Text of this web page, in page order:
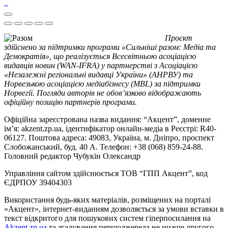
Проєкт
здійснено за підтримки програми «Сильніші разом: Медіа та
Демократія», що реалізується Всесвітньою асоціацією
видавців новин (WAN-IFRA) у партнерстві з Асоціацією
«Незалежні регіональні видавці України» (АНРВУ) та
Норвезькою асоціацією медіабізнесу (MBL) за підтримки
Норвегії. Погляди авторів не обов’язково відображають
офіційну позицію партнерів програми.
Офіційна зареєстрована назва видання: “Акцент”, доменне
ім’я: akzent.zp.ua, ідентифікатор онлайн-медіа в Реєстрі: R40-
06127. Поштова адреса: 49083, Україна, м. Дніпро, проспект
Слобожанський, буд. 40 А. Телефон: +38 (068) 859-24-88.
Головний редактор Чубукін Олександр
Управління сайтом здійснюється ТОВ “ГПП Акцент”, код
ЄДРПОУ 39404303
Використання будь-яких матеріалів, розміщених на порталі
«Акцент», інтернет-виданням дозволяється за умови вставки в
текст відкритого для пошукових систем гіперпосилання на